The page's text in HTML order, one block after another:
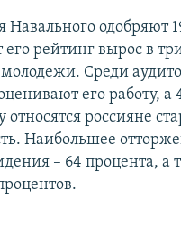
Навального одобряют
рейтинг вырос в
Среди
его работу, а
россияне
Наибольшее
– 64 процента, а